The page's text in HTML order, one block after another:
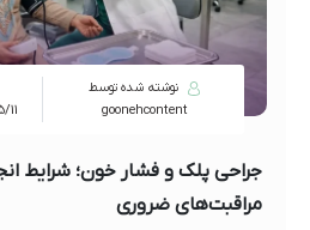
نوشته شده توسط
goonehcontent
11
جراحی پلک و فشار خون؛ شرایط
مراقبت‌های ضروری